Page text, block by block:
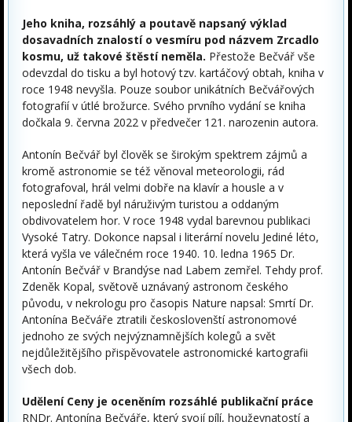
Jeho kniha, rozsáhlý a poutavě napsaný výklad
dosavadních znalostí o vesmíru pod názvem Zrcadlo
kosmu, už takové štěstí neměla. Přestože Bečvář vše
odevzdal do tisku a byl hotový tzv. kartáčový obtah, kniha v
roce 1948 nevyšla. Pouze soubor unikátních Bečvářových
fotografií v útlé brožurce. Svého prvního vydání se kniha
dočkala 9. června 2022 v předvečer 121. narozenin autora.
Antonín Bečvář byl člověk se širokým spektrem zájmů a
kromě astronomie se též věnoval meteorologii, rád
fotografoval, hrál velmi dobře na klavír a housle a v
neposlední řadě byl náruživým turistou a oddaným
obdivovatelem hor. V roce 1948 vydal barevnou publikaci
Vysoké Tatry. Dokonce napsal i literární novelu Jediné léto,
která vyšla ve válečném roce 1940. 10. ledna 1965 Dr.
Antonín Bečvář v Brandýse nad Labem zemřel. Tehdy prof.
Zdeněk Kopal, světově uznávaný astronom českého
původu, v nekrologu pro časopis Nature napsal: Smrtí Dr.
Antonína Bečváře ztratili českoslovenští astronomové
jednoho ze svých nejvýznamnějších kolegů a svět
nejdůležitějšího přispěvovatele astronomické kartografii
všech dob.
Udělení Ceny je oceněním rozsáhlé publikační práce
RNDr. Antonína Bečváře, který svojí pílí, houževnatostí a